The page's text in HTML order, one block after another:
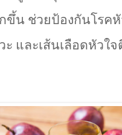
ขึ้น ช่วยป้องกันโรคหั
ะ และเส้นเลือดหัวใ